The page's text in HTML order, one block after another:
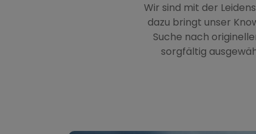
Wir sind mit der
dazu bringt unser
Suche nach
sorgfältig